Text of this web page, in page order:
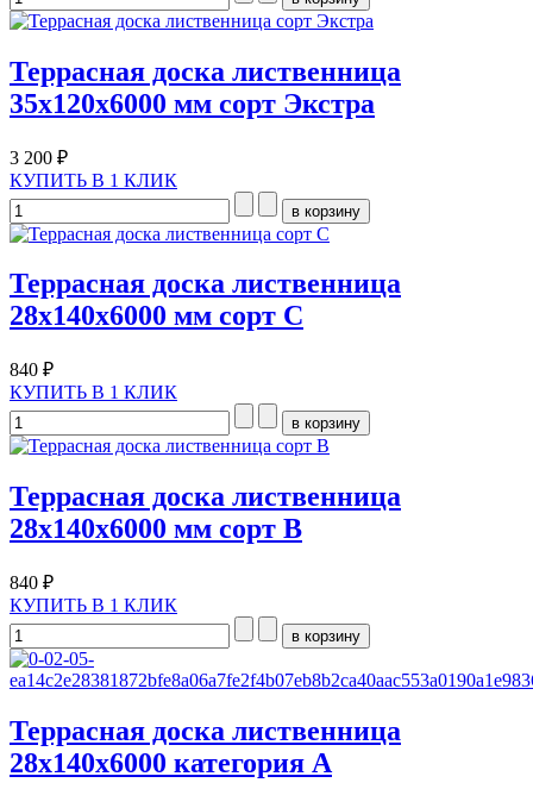
Террасная доска лиственница
35х120х6000 мм сорт Экстра
3 200 ₽
КУПИТЬ В 1 КЛИК
Террасная доска лиственница
28х140х6000 мм сорт С
840 ₽
КУПИТЬ В 1 КЛИК
Террасная доска лиственница
28х140х6000 мм сорт В
840 ₽
КУПИТЬ В 1 КЛИК
Террасная доска лиственница
28х140х6000 категория A